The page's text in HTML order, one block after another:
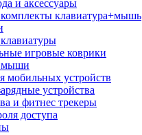
и аксессуары
клавиатура+мышь
игровые коврики
мыши
мобильных устройств
устройства
и фитнес трекеры
доступа